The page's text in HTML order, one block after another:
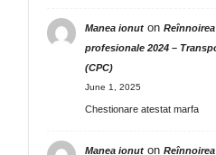
Manea ionuton
profesionale 2024 –
(CPC)
June 1, 2025
Chestionare atestat marfa
Manea ionuton